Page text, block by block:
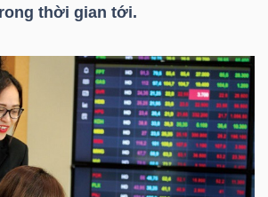
thời gian tới.